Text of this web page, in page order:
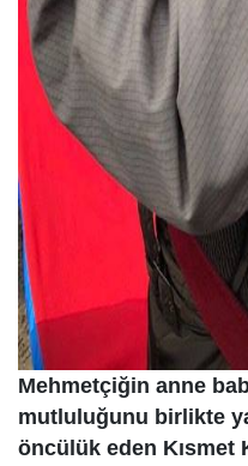
Mehmetçiğin anne
mutluluğunu birlikte
öncülük eden Kısmet